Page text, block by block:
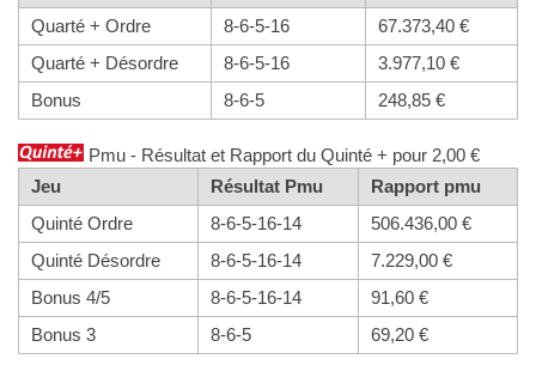
Quarté + Ordre
8-6-5-16
67.373,40 €
Quarté + Désordre
8-6-5-16
3.977,10 €
Bonus
8-6-5 248,85 €
Pmu - Résultat et Rapport du Quinté + pour 2,00 €
Jeu
Résultat Pmu
Rapport pmu
Quinté Ordre
8-6-5-16-14
506.436,00 €
Quinté Désordre
8-6-5-16-14
7.229,00 €
Bonus 4/5
8-6-5-16-14
91,60 €
Bonus 3
8-6-5 69,20 €